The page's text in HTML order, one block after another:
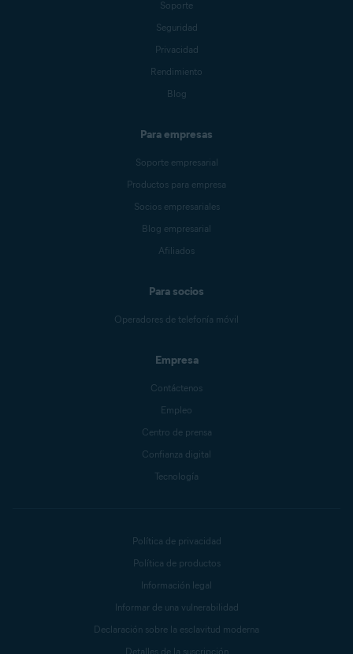
Soporte
Seguridad
Privacidad
Rendimiento
Blog
Para empresas
Soporte empresarial
Productos para empresa
Socios empresariales
Blog empresarial
Afiliados
Para socios
Operadores de telefonía móvil
Empresa
Contáctenos
Empleo
Centro de prensa
Confianza digital
Tecnología
Política de privacidad
Política de productos
Información legal
Informar de una vulnerabilidad
Declaración sobre la esclavitud moderna
Detalles de la suscripción